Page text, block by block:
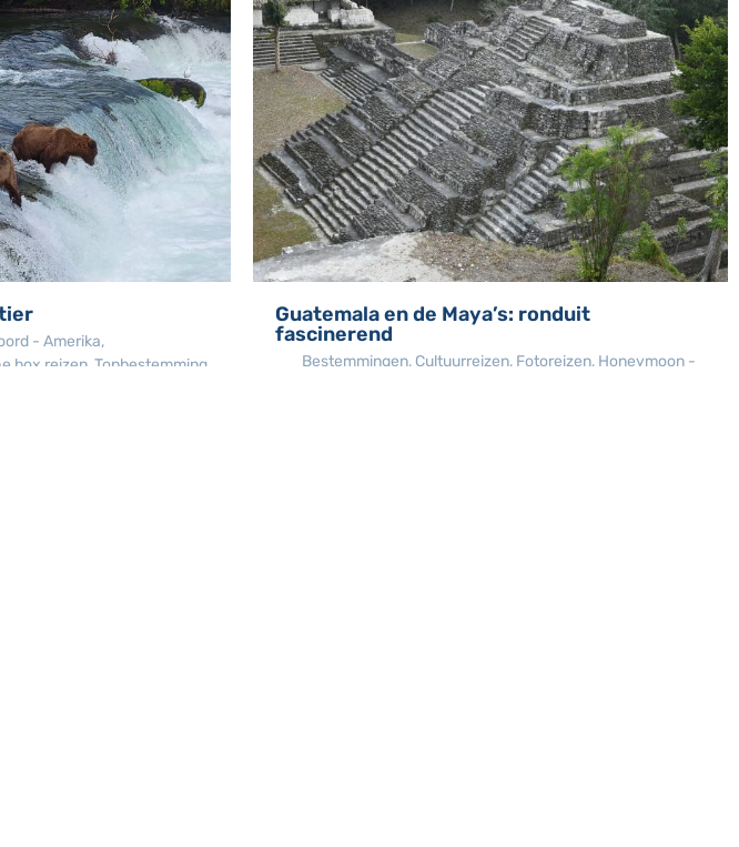
- Amerika,
box reizen Topbestemming
Guatemala en de Maya’s: ronduit
fascinerend
Bestemmingen, Cultuurreizen, Fotoreizen, Honeymoon -